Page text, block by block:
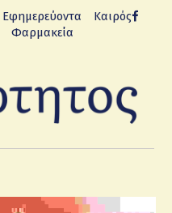
Εφημερεύοντα
Φαρμακεία
Καιρός